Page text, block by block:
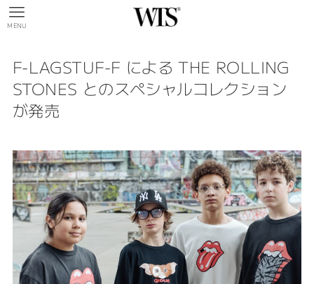
MENU
F-LAGSTUF-F による THE ROLLING
STONES とのスペシャルコレクション
が発売